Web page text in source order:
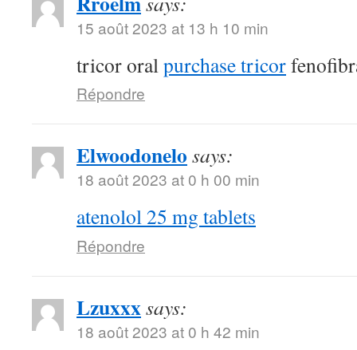
15 août 2023 at 13 h 10 min
tricor oralpurchase tricor
Répondre
Elwoodonelo says:
18 août 2023 at 0 h 00 min
atenolol 25 mg tablets
Répondre
Lzuxxxsays:
18 août 2023 at 0 h 42 min